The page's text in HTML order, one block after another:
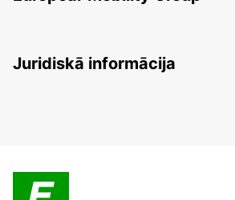
Juridiskā informācija